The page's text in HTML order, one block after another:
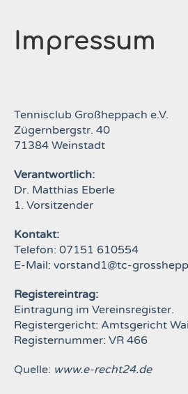
Impressum
Tennisclub Großheppach e.V.
Zügernbergstr. 40
71384 Weinstadt
Verantwortlich:
Dr. Matthias Eberle
1. Vorsitzender
Kontakt:
Telefon: 07151 610554
E-Mail: vorstand1@tc-
Registereintrag:
Eintragung im Vereinsregister.
Registergericht: Amtsgericht
Registernummer: VR 466
Quelle: www.e-recht24.de